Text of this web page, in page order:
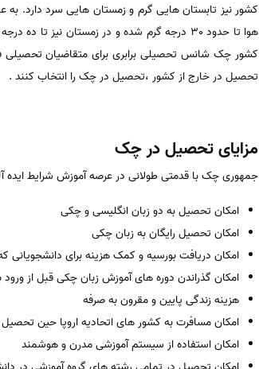
کشور نیز تابستان هایی گرم و زمستان هایی سرد دارد. به
هوا تا حدود 30 درجه گرم شده و در زمستان
کشور چک شانس تحصیلی برابری برای متقاضیان تحصیلی
تحصیل در خارج از کشور ،تحصیل در چک را انتخاب کنند .
مزایای تحصیل در چک
جمهوری چک با قدمتی طولانی در عرصه آموزش شرایط ایده
امکان تحصیل به دو زبان انگلیسی و چکی
امکان تحصیل رایگان به زبان چکی
امکان دریافت بورسیه و کمک هزینه برای دانشجویانی
امکان گذراندن دوره های آموزش زبان چکی قبل از ورود
هزینه زندگی پایین و مقرون به صرفه
امکان مسافرت به کشور های اتحادیه اروپا حین تحصیل
امکان استفاده از سیستم آموزشی مدرن و هوشمند